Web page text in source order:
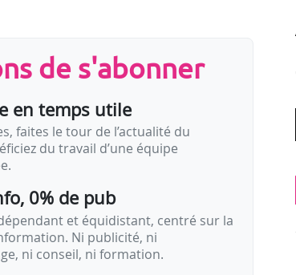
de la console portable ROG
de s'abonner
en temps utile
faites le tour de l’actualité du
du travail d’une équipe
0% de pub
et équidistant, centré sur la
Ni publicité, ni
ni conseil, ni formation.